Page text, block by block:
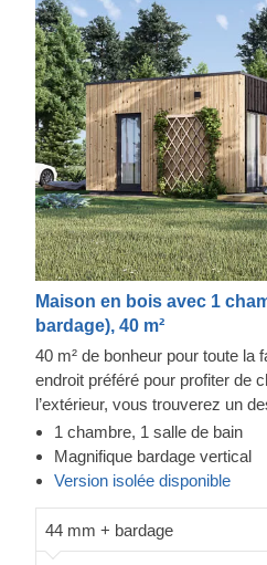
Maison en bois avec 1
bardage), 40 m²
40 m² de bonheur pour toute la
endroit préféré pour profiter de
l’extérieur, vous trouverez un
vous découvrirez un espace
une cuisine ouverte propice à la
douillet, une chambre
vous-même : vivre dans LUCIA
d'innombrables possibilités !
1 chambre, 1 salle de bain
Magnifique bardage vertical
Version isolée disponible
44 mm + bardage